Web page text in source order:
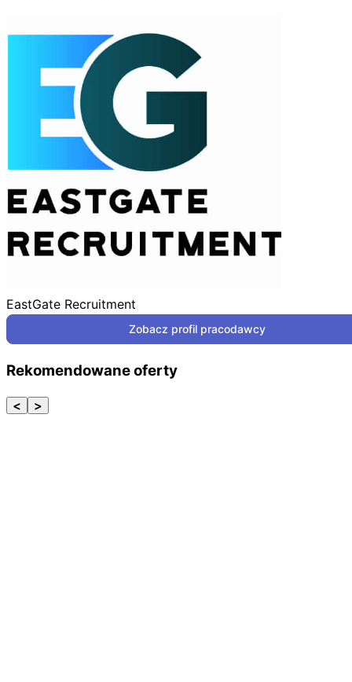
EastGate Recruitment
Zobacz profil pracodawcy
Rekomendowane oferty
< >